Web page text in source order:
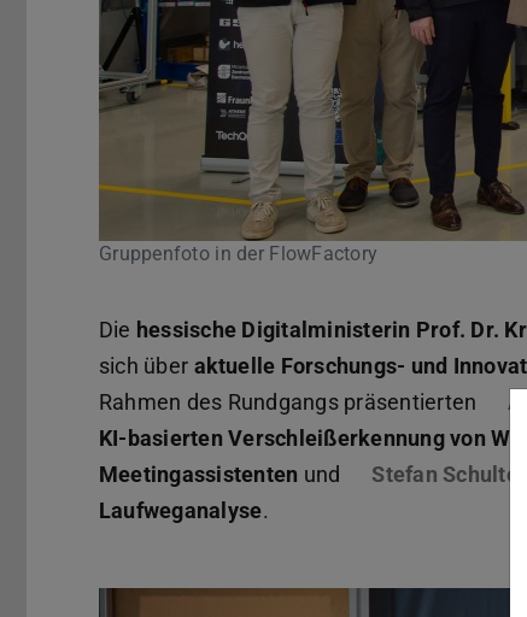
Gruppenfoto in der FlowFactory
Die hessische Digitalministerin Prof. Dr.
sich über aktuelle Forschungs- und
Rahmen des Rundgangs präsentierten
KI-basierten Verschleißerkennung von
Meetingassistenten und Stefan Schulte
Laufweganalyse.